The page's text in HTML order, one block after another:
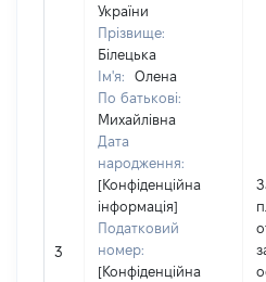
3
України
Прізвище:
Білецька
Ім'я:
Олена
По батькові:
Михайлівна
Дата
народження:
[Конфіденційна
інформація]
Податковий
номер:
[Конфіденційна